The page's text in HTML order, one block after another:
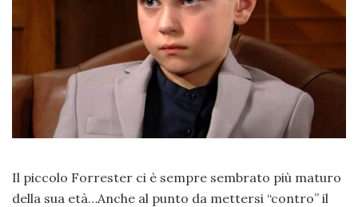
Il piccolo Forrester ci è sempre sembrato più maturo
della sua età…Anche al punto da mettersi “contro” il